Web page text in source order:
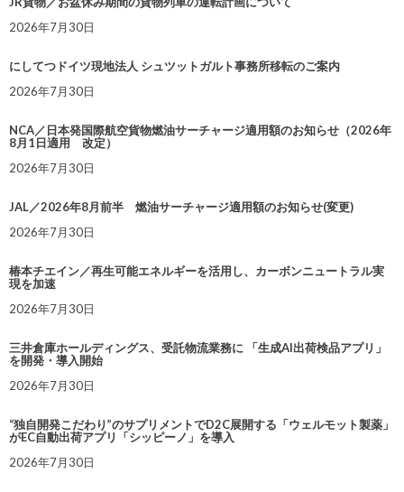
2026年7月30日
にしてつドイツ現地法人 シュツットガルト事務所移転のご案内
2026年7月30日
NCA／日本発国際航空貨物燃油サーチャージ適用額のお知らせ（2026年
8月1日適用 改定）
2026年7月30日
JAL／2026年8月前半 燃油サーチャージ適用額のお知らせ(変更)
2026年7月30日
椿本チエイン／再生可能エネルギーを活用し、カーボンニュートラル実
現を加速
2026年7月30日
三井倉庫ホールディングス、受託物流業務に 「生成AI出荷検品アプリ」
を開発・導入開始
2026年7月30日
“独自開発こだわり”のサプリメントでD2C展開する「ウェルモット製薬」
がEC自動出荷アプリ「シッピーノ」を導入
2026年7月30日